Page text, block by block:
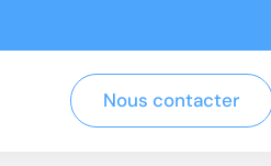
Nous contacter